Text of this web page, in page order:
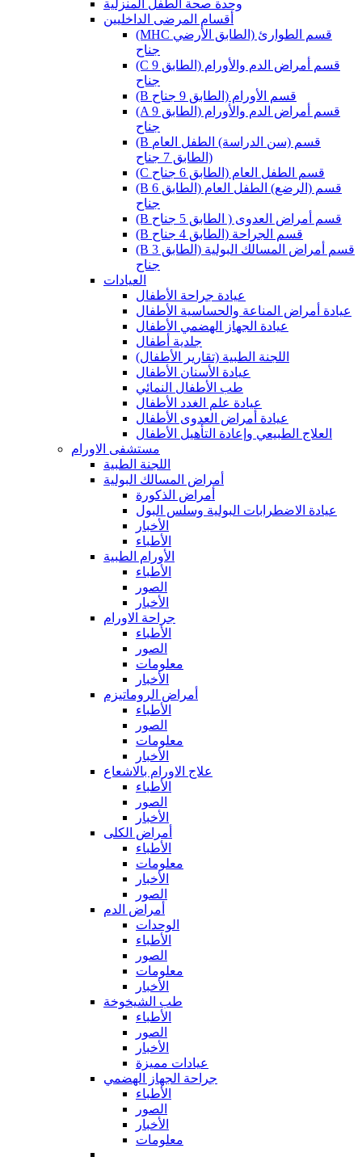
وحدة صحة الطفل المنزلية
أقسام المرضى الداخليين
(MHC قسم الطوارئ (الطابق الأرضي
جناح
(C قسم أمراض الدم والأورام (الطابق 9
جناح
(B قسم الأورام (الطابق 9 جناح
(A قسم أمراض الدم والأورام (الطابق 9
جناح
(B قسم (سن الدراسة) الطفل العام
(الطابق 7 جناح
(C قسم الطفل العام (الطابق 6 جناح
(B قسم (الرضع) الطفل العام (الطابق 6
جناح
(B قسم أمراض العدوى ( الطابق 5 جناح
(B قسم الجراحة (الطابق 4 جناح
(B قسم أمراض المسالك البولية (الطابق 3
جناح
العيادات
عيادة جراحة الأطفال
عيادة أمراض المناعة والحساسية الأطفال
عيادة الجهاز الهضمي الأطفال
جلدية أطفال
(اللجنة الطبية (تقارير الأطفال
عيادة الأسنان الأطفال
طب الأطفال النمائي
عيادة علم الغدد الأطفال
عيادة أمراض العدوى الأطفال
العلاج الطبيعي وإعادة التأهيل الأطفال
مستشفى الاورام
اللجنة الطبية
أمراض المسالك البولية
أمراض الذكورة
عيادة الاضطرابات البولية وسلس البول
الأخبار
الأطباء
الأورام الطبية
الأطباء
الصور
الأخبار
جراحة الاورام
الأطباء
الصور
معلومات
الأخبار
أمراض الروماتيزم
الأطباء
الصور
معلومات
الأخبار
علاج الاورام بالاشعاع
الأطباء
الصور
الأخبار
أمراض الكلى
الأطباء
معلومات
الأخبار
الصور
أمراض الدم
الوحدات
الأطباء
الصور
معلومات
الأخبار
طب الشيخوخة
الأطباء
الصور
الأخبار
عيادات مميزة
جراحة الجهاز الهضمي
الأطباء
الصور
الأخبار
معلومات